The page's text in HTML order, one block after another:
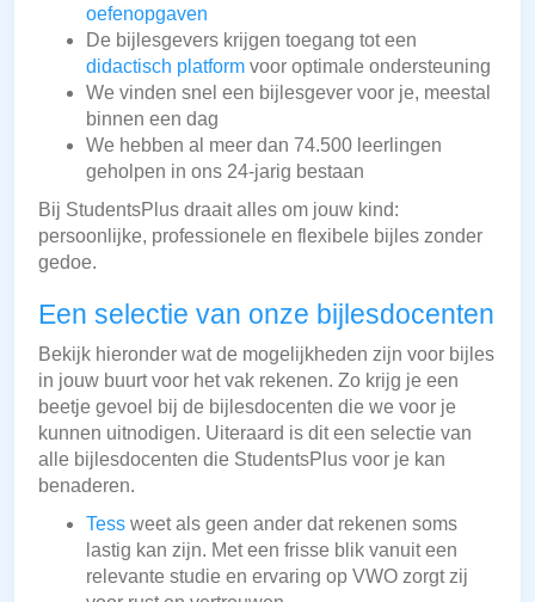
oefenopgaven
De bijlesgevers krijgen toegang tot een
didactisch platform voor optimale ondersteuning
We vinden snel een bijlesgever voor je, meestal
binnen een dag
We hebben al meer dan 74.500 leerlingen
geholpen in ons 24-jarig bestaan
Bij StudentsPlus draait alles om jouw kind:
persoonlijke, professionele en flexibele bijles zonder
gedoe.
Een selectie van onze bijlesdocenten
Bekijk hieronder wat de mogelijkheden zijn voor bijles
in jouw buurt voor het vak rekenen. Zo krijg je een
beetje gevoel bij de bijlesdocenten die we voor je
kunnen uitnodigen. Uiteraard is dit een selectie van
alle bijlesdocenten die StudentsPlus voor je kan
benaderen.
Tess weet als geen ander dat rekenen soms
lastig kan zijn. Met een frisse blik vanuit een
relevante studie en ervaring op VWO zorgt zij